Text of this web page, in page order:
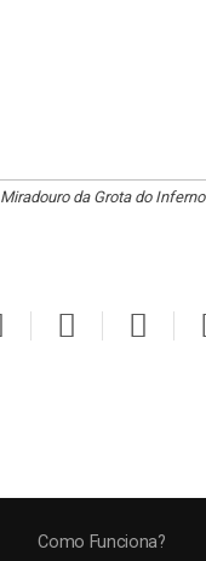
Miradouro da Grota do Inferno
Como Funciona?